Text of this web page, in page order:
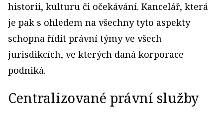
historii, kulturu či očekávání. Kancelář, která
je pak s ohledem na všechny tyto aspekty
schopna řídit právní týmy ve všech
jurisdikcích, ve kterých daná korporace
podniká.
Centralizované právní služby